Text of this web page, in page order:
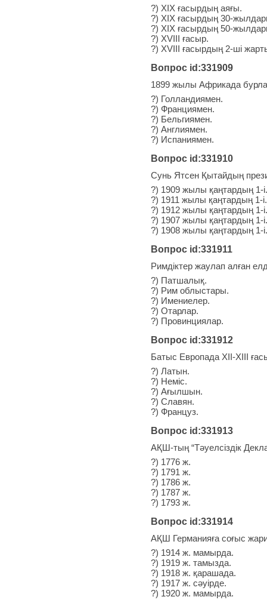
?) XIX ғасырдың аяғы.
?) XIX ғасырдың 30-
?) XIX ғасырдың 50-
?) XVIII ғасыр.
?) XVIII ғасырдың 2-ші
Вопрос id:331909
1899 жылы Африкада
?) Голландиямен.
?) Франциямен.
?) Бельгиямен.
?) Англиямен.
?) Испаниямен.
Вопрос id:331910
Сунь Ятсен Қытайдың
?) 1909 жылы қаңтардың 1-і.
?) 1911 жылы қаңтардың 1-і.
?) 1912 жылы қаңтардың 1-і.
?) 1907 жылы қаңтардың 1-і.
?) 1908 жылы қаңтардың 1-і.
Вопрос id:331911
Римдіктер жаулап алған
?) Патшалық.
?) Рим облыстары.
?) Имениелер.
?) Отарлар.
?) Провинциялар.
Вопрос id:331912
Батыс Европада XII-XIII
?) Латын.
?) Неміс.
?) Ағылшын.
?) Славян.
?) Француз.
Вопрос id:331913
АҚШ-тың “Тәуелсіздік
?) 1776 ж.
?) 1791 ж.
?) 1786 ж.
?) 1787 ж.
?) 1793 ж.
Вопрос id:331914
АҚШ Германияға соғыс
?) 1914 ж. мамырда.
?) 1919 ж. тамызда.
?) 1918 ж. қарашада.
?) 1917 ж. сәуірде.
?) 1920 ж. мамырда.